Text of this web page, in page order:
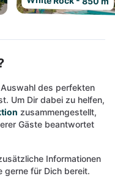
des perfekten
Um Dir dabei zu helfen,
zusammengestellt,
Gäste beantwortet
Informationen
gerne für Dich bereit.